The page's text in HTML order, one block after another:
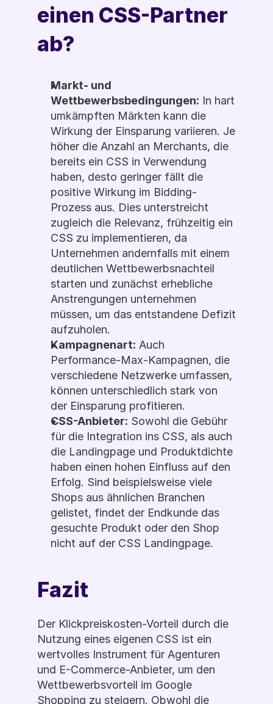
einen CSS-Partner
ab?
Markt- und
Wettbewerbsbedingungen: In hart
umkämpften Märkten kann die
Wirkung der Einsparung variieren. Je
höher die Anzahl an Merchants, die
bereits ein CSS in Verwendung
haben, desto geringer fällt die
positive Wirkung im Bidding-
Prozess aus. Dies unterstreicht
zugleich die Relevanz, frühzeitig ein
CSS zu implementieren, da
Unternehmen andernfalls mit einem
deutlichen Wettbewerbsnachteil
starten und zunächst erhebliche
Anstrengungen unternehmen
müssen, um das entstandene Defizit
aufzuholen.
Kampagnenart: Auch
Performance-Max-Kampagnen, die
verschiedene Netzwerke umfassen,
können unterschiedlich stark von
der Einsparung profitieren.
CSS-Anbieter: Sowohl die Gebühr
für die Integration ins CSS, als auch
die Landingpage und Produktdichte
haben einen hohen Einfluss auf den
Erfolg. Sind beispielsweise viele
Shops aus ähnlichen Branchen
gelistet, findet der Endkunde das
gesuchte Produkt oder den Shop
nicht auf der CSS Landingpage.
Fazit
Der Klickpreiskosten-Vorteil durch die
Nutzung eines eigenen CSS ist ein
wertvolles Instrument für Agenturen
und E-Commerce-Anbieter, um den
Wettbewerbsvorteil im Google
Shopping zu steigern. Obwohl die